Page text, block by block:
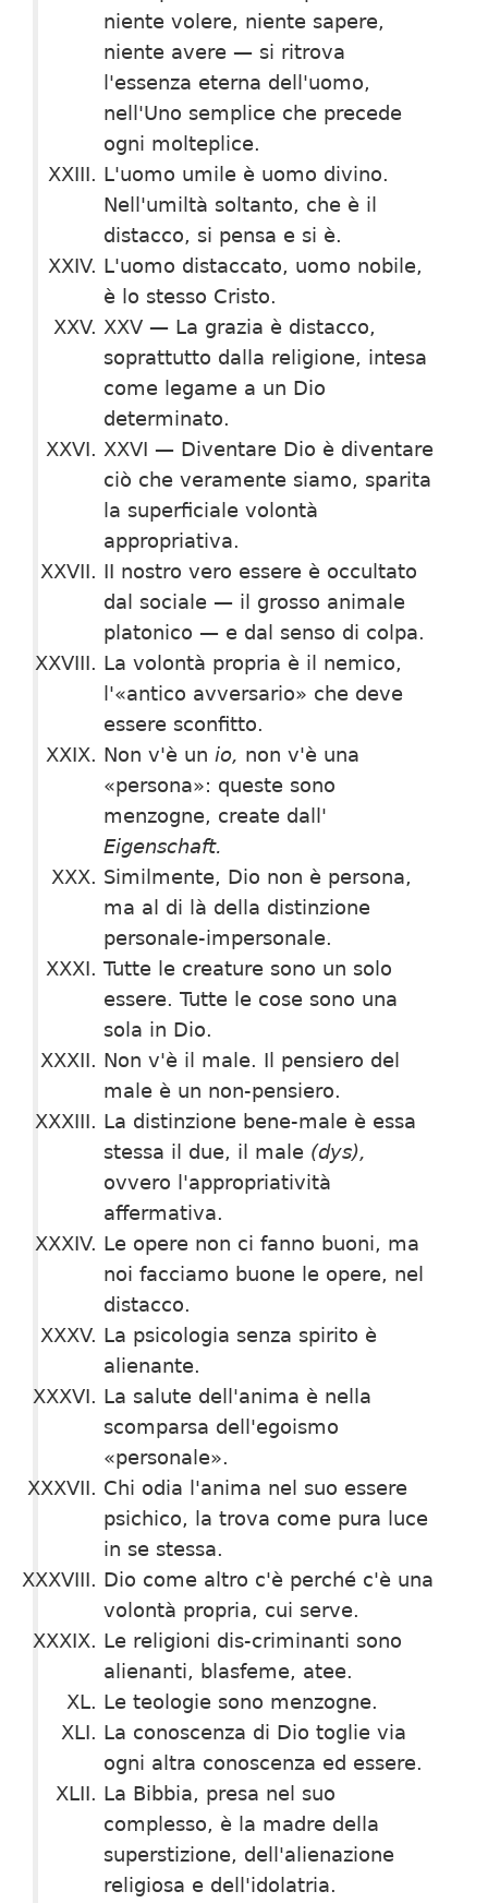
niente volere, niente sapere,
niente avere — si ritrova
l'essenza eterna del­l'uomo,
nell'Uno semplice che precede
ogni molte­plice.
L'uomo umile è uomo divino.
Nell'umiltà soltanto, che è il
distacco, si pensa e si è.
L'uomo distaccato, uomo nobile,
è lo stesso Cristo.
XXV — La grazia è distacco,
soprattutto dalla religione, intesa
come legame a un Dio
determinato.
XXVI — Diventare Dio è diventare
ciò che veramente siamo, sparita
la superficiale volontà
appropriativa.
II nostro vero essere è occultato
dal sociale — il grosso animale
platonico — e dal senso di colpa.
La volontà propria è il nemico,
l'«antico avversario» che deve
essere sconfitto.
Non v'è un io, non v'è una
«persona»: queste sono
menzogne, create dall'
Eigenschaft.
Similmente, Dio non è persona,
ma al di là della distinzione
personale-impersonale.
Tutte le creature sono un solo
essere. Tutte le cose sono una
sola in Dio.
Non v'è il male. Il pensiero del
male è un non-pen­siero.
La distinzione bene-male è essa
stessa il due, il ma­le (dys),
ovvero l'appropriatività
affermativa.
Le opere non ci fanno buoni, ma
noi facciamo buo­ne le opere, nel
distacco.
La psicologia senza spirito è
alienante.
La salute dell'anima è nella
scomparsa dell'egoismo
«personale».
Chi odia l'anima nel suo essere
psichico, la trova co­me pura luce
in se stessa.
Dio come altro c'è perché c'è una
volontà propria, cui serve.
Le religioni dis-criminanti sono
alienanti, blasfeme, atee.
Le teologie sono menzogne.
La conoscenza di Dio toglie via
ogni altra conoscenza ed essere.
La Bibbia, presa nel suo
complesso, è la madre della
superstizione, dell'alienazione
religiosa e dell'idola­tria.